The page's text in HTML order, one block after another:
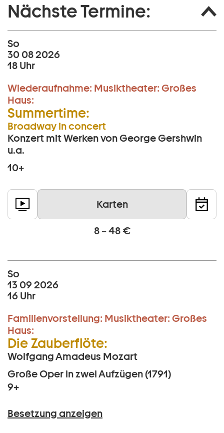
Nächste Termine:
So
30 08 2026
18 Uhr
Wiederaufnahme: Musiktheater: Großes
Haus:
Summertime:
Broadway in concert
Konzert mit Werken von George Gershwin
u.a.
10+
Karten
8 – 48 €
So
13 09 2026
16 Uhr
Familienvorstellung: Musiktheater: Großes
Haus:
Die Zauberflöte:
Wolfgang Amadeus Mozart
Große Oper in zwei Aufzügen (1791)
9+
Besetzung anzeigen